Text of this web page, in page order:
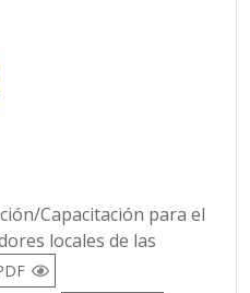
Capacitación para el
locales de las